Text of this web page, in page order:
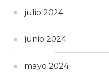
julio 2024
junio 2024
mayo 2024